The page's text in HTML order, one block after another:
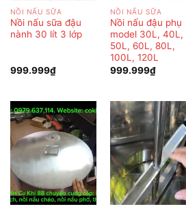
NỒI NẤU SỮA
Nồi nấu sữa đậu
nành 30 lít 3 lớp
999.999₫
NỒI NẤU SỮA
Nồi nấu đậu phụ
model 30L, 40L,
50L, 60L, 80L,
100L, 120L
999.999₫